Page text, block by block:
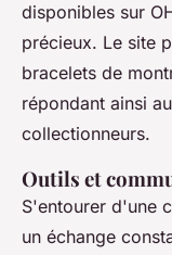
disponibles sur
précieux. Le site
bracelets de
répondant ainsi
collectionneurs.
Outils et
S'entourer d'une
un échange